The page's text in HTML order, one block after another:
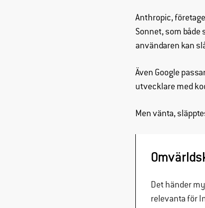
Anthropic,
Sonnet, som både
användaren kan
Även Google
utvecklare med
Men vänta,
Det händer
relevanta för